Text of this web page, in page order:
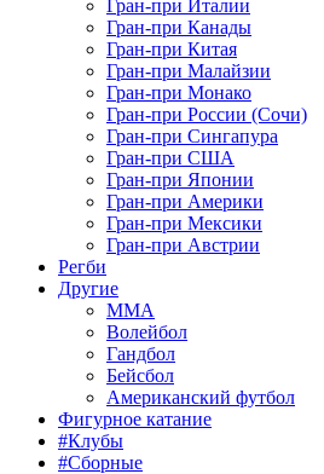
Гран-при Италии
Гран-при Канады
Гран-при Китая
Гран-при Малайзии
Гран-при Монако
Гран-при России (Сочи)
Гран-при Сингапура
Гран-при США
Гран-при Японии
Гран-при Америки
Гран-при Мексики
Гран-при Австрии
Регби
Другие
MMA
Волейбол
Гандбол
Бейсбол
Американский футбол
Фигурное катание
#Клубы
#Сборные